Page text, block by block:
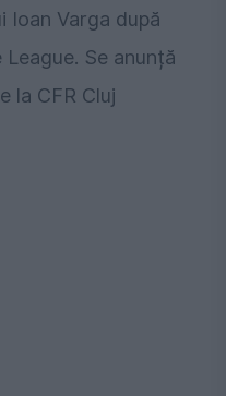
Ioan Varga după
Se anunță
la CFR Cluj